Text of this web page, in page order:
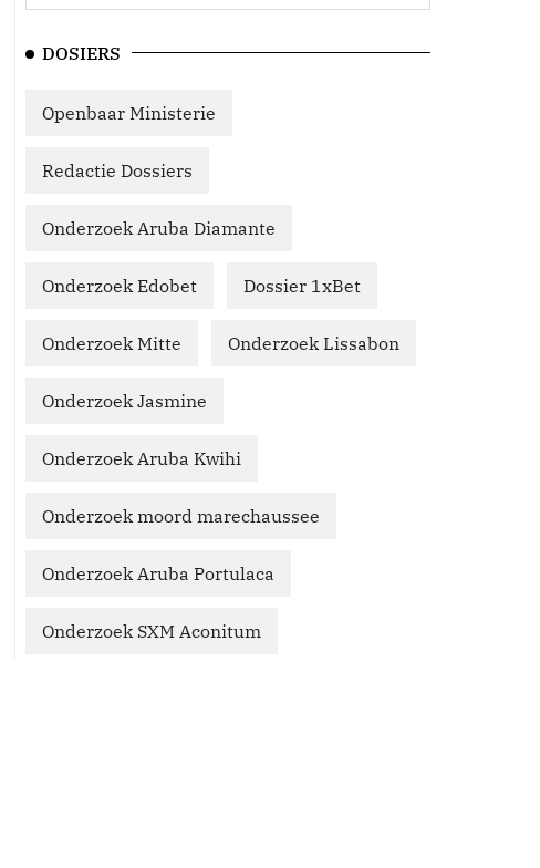
DOSIERS
Openbaar Ministerie
Redactie Dossiers
Onderzoek Aruba Diamante
Onderzoek Edobet Dossier 1xBet
Onderzoek Mitte Onderzoek Lissabon
Onderzoek Jasmine
Onderzoek Aruba Kwihi
Onderzoek moord marechaussee
Onderzoek Aruba Portulaca
Onderzoek SXM Aconitum